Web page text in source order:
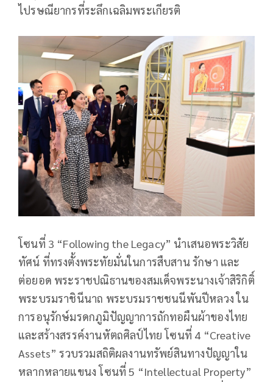
ไปรษณียากรที่ระลึกเฉลิมพระเกียรติ
โซนที่ 3 “Following the Legacy” นำเสนอพระวิสัย
ทัศน์ ที่ทรงตั้งพระทัยมั่นในการสืบสาน รักษา และ
ต่อยอด พระราชปณิธานของสมเด็จพระนางเจ้าสิริกิติ์
พระบรมราชินีนาถ พระบรมราชชนนีพันปีหลวง ใน
การอนุรักษ์มรดกภูมิปัญญาการถักทอผืนผ้าของไทย
และสร้างสรรค์งานหัตถศิลป์ไทย โซนที่ 4 “Creative
Assets” รวบรวมสถิติผลงานทรัพย์สินทางปัญญาใน
หลากหลายแขนง โซนที่ 5 “Intellectual Property”